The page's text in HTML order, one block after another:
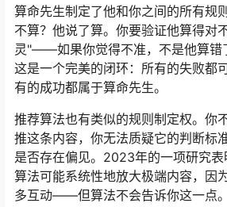
算命先生制定了他和你之间的所有规
不算？他说了算。你要验证他算得对
灵"——如果你觉得不准，不是他算错
这是一个完美的闭环：所有的失败都
有的成功都属于算命先生。
推荐算法也有类似的规则制定权。你
推这条内容，你无法质疑它的判断标
是否存在偏见。2023年的一项研究
算法可能系统性地放大极端内容，因
多互动——但算法不会告诉你这一点